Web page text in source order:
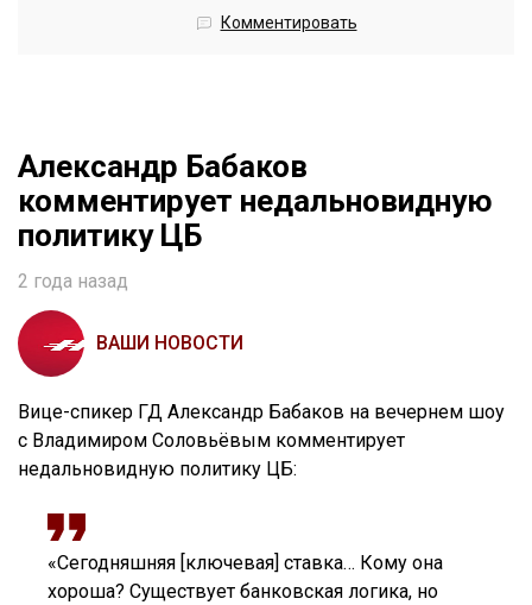
Комментировать
Александр Бабаков
комментирует недальновидную
политику ЦБ
2 года назад
ВАШИ НОВОСТИ
Вице-спикер ГД Александр Бабаков на вечернем шоу
с Владимиром Соловьёвым комментирует
недальновидную политику ЦБ:
«Сегодняшняя [ключевая] ставка… Кому она
хороша? Существует банковская логика, но